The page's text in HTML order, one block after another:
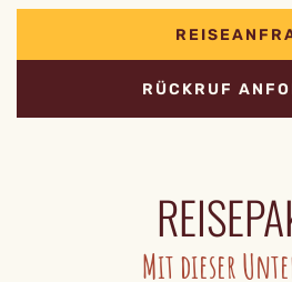
RÜCKRUF
Mit dieser